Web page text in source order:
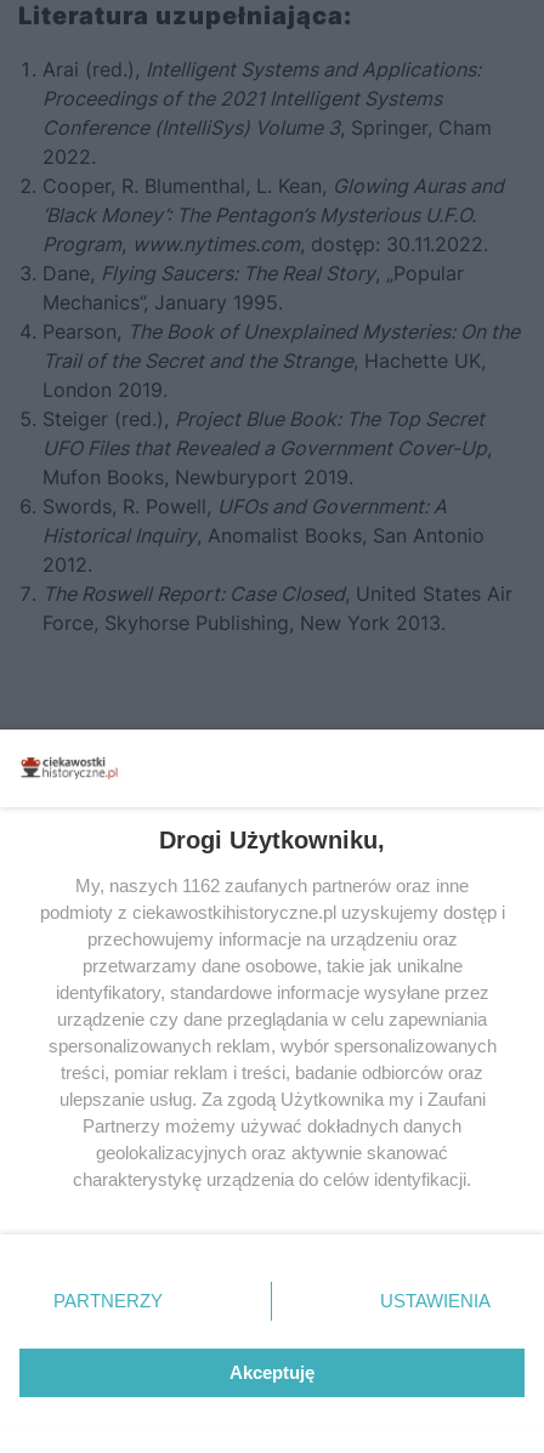
Literatura uzupełniająca:
Arai (red.), Intelligent Systems and Applications:
Proceedings of the 2021 Intelligent Systems
Conference (IntelliSys) Volume 3, Springer, Cham
2022.
Cooper, R. Blumenthal, L. Kean, Glowing Auras and
‘Black Money’: The Pentagon’s Mysterious U.F.O.
Program, www.nytimes.com, dostęp: 30.11.2022.
Dane, Flying Saucers: The Real Story, „Popular
Mechanics”, January 1995.
Pearson, The Book of Unexplained Mysteries: On the
Trail of the Secret and the Strange, Hachette UK,
London 2019.
Steiger (red.), Project Blue Book: The Top Secret
UFO Files that Revealed a Government Cover-Up,
Mufon Books, Newburyport 2019.
Swords, R. Powell, UFOs and Government: A
Historical Inquiry, Anomalist Books, San Antonio
2012.
The Roswell Report: Case Closed, United States Air
Force, Skyhorse Publishing, New York 2013.
Drogi Użytkowniku,
My, naszych 1162 zaufanych partnerów oraz inne
podmioty z ciekawostkihistoryczne.pl uzyskujemy dostęp i
przechowujemy informacje na urządzeniu oraz
przetwarzamy dane osobowe, takie jak unikalne
identyfikatory, standardowe informacje wysyłane przez
urządzenie czy dane przeglądania w celu zapewniania
spersonalizowanych reklam, wybór spersonalizowanych
treści, pomiar reklam i treści, badanie odbiorców oraz
ulepszanie usług. Za zgodą Użytkownika my i Zaufani
Partnerzy możemy używać dokładnych danych
geolokalizacyjnych oraz aktywnie skanować
charakterystykę urządzenia do celów identyfikacji.
zmienić/wycofać klikając przycisk ustawień prywatności
znajdujący się w lewym dolnym rogu strony
. Niektóre
użytkownika, ale masz prawo sprzeciwić się takiemu
przetwarzaniu. Preferencje będą miały zastosowania tylko
PARTNERZY USTAWIENIA
Akceptuję